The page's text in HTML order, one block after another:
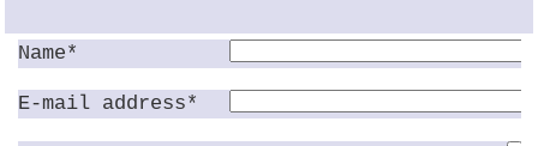
Name*
E-mail address*